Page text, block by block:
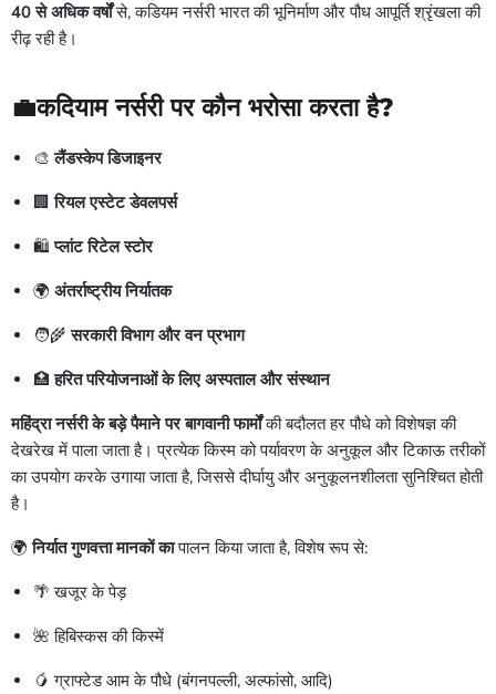
40 से अधिक वर्षोंसे, कडियम नर्सरी भारत की भूनिर्माण और पौध आपूर्ति श्रृंखला की
रीढ़ रही है।
💼कदियाम नर्सरी पर कौन भरोसा करता है?
🎨लैंडस्केप डिजाइनर
🏢रियल एस्टेट डेवलपर्स
🛍️प्लांट रिटेल स्टोर
🌍 अंतर्राष्ट्रीय निर्यातक
🧑‍🌾सरकारी विभाग और वन प्रभाग
🏥हरित परियोजनाओं के लिए अस्पताल और संस्थान
महिंद्रा नर्सरी के बड़े पैमाने पर बागवानी फार्मोंकी बदौलत हर पौधे को विशेषज्ञ की
देखरेख में पाला जाता है। प्रत्येक किस्म को पर्यावरण के अनुकूल और टिकाऊ तरीकों
का उपयोग करके उगाया जाता है, जिससे दीर्घायु और अनुकूलनशीलता सुनिश्चित होती
है।
🌍निर्यात गुणवत्ता मानकों कापालन किया जाता है, विशेष रूप से:
🌴 खजूर के पेड़
🌺 हिबिस्कस की किस्में
🥭 ग्राफ्टेड आम के पौधे (बंगनपल्ली, अल्फांसो, आदि)